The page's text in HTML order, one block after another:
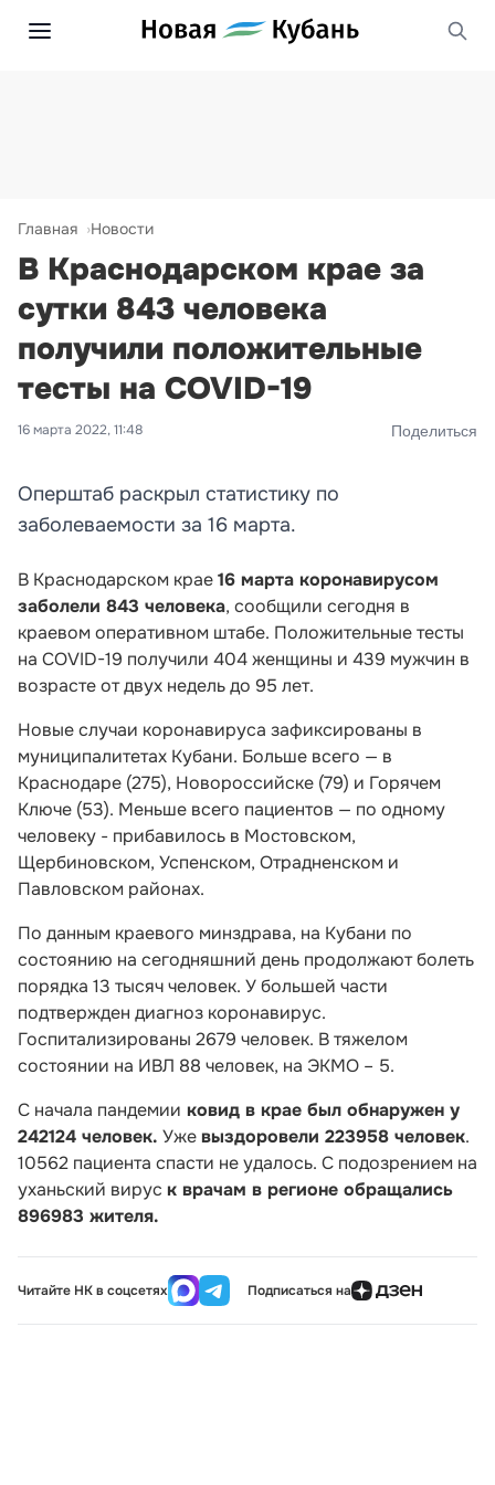
Главная Новости
В Краснодарском крае за
сутки 843 человека
получили положительные
тесты на COVID-19
16 марта 2022, 11:48 Поделиться
Оперштаб раскрыл статистику по
заболеваемости за 16 марта.
В Краснодарском крае16 марта коронавирусом
заболели 843 человека, сообщили сегодня в
краевом оперативном штабе. Положительные тесты
на COVID-19 получили 404 женщины и 439 мужчин в
возрасте от двух недель до 95 лет.
Новые случаи коронавируса зафиксированы в
муниципалитетах Кубани. Больше всего — в
Краснодаре (275), Новороссийске (79) и Горячем
Ключе (53). Меньше всего пациентов — по одному
человеку - прибавилось в Мостовском,
Щербиновском, Успенском, Отрадненском и
Павловском районах.
По данным краевого минздрава, на Кубани по
состоянию на сегодняшний день продолжают болеть
порядка 13 тысяч человек. У большей части
подтвержден диагноз коронавирус.
Госпитализированы 2679 человек. В тяжелом
состоянии на ИВЛ 88 человек, на ЭКМО – 5.
С начала пандемии ковид в крае был обнаружен у
242124 человек. Ужевыздоровели 223958 человек.
10562 пациента спасти не удалось. С подозрением на
уханьский вирус к врачам в регионе обращались
896983 жителя.
Читайте НК в соцсетях Подписаться на